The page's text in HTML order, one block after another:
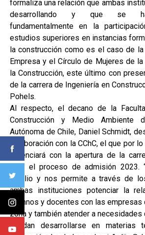
formaliza una relación que ambas
desarrollando y que se ha
fundamentalmente en la
estudios superiores en instancias
la construcción como es el caso de
Empresa y el Círculo de Mujeres de la
la Construcción, este último con
de la carrera de Ingeniería en
Pohels.
Al respecto, el decano de la
Construcción y Medio Ambiente
Autónoma de Chile, Daniel Schmidt,
colaboración con la CChC, el que por
potenciará con la apertura de la
para el proceso de admisión 2023.
amplio y nos permite a través de
ambas instituciones potenciar la
alumnos y docentes con las empresas
zona y también atender a
puedan desarrollarse en materias